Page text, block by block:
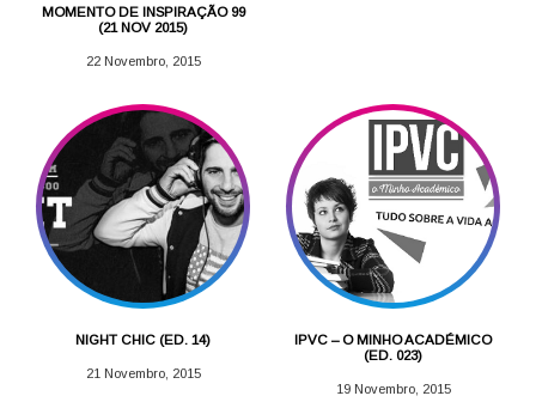
MOMENTO DE INSPIRAÇÃO 99
(21 NOV 2015)
22 Novembro, 2015
NIGHT CHIC (ED. 14)
21 Novembro, 2015
IPVC – O MINHO ACADÉMICO
(ED. 023)
19 Novembro, 2015